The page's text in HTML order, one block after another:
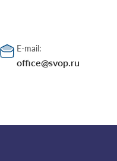
E-mail:
office@svop.ru